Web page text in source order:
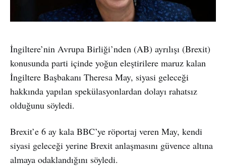
İngiltere’nin Avrupa Birliği’nden (AB) ayrılışı (Brexit)
konusunda parti içinde yoğun eleştirilere maruz kalan
İngiltere Başbakanı Theresa May, siyasi geleceği
hakkında yapılan spekülasyonlardan dolayı rahatsız
olduğunu söyledi.
Brexit’e 6 ay kala BBC’ye röportaj veren May, kendi
siyasi geleceği yerine Brexit anlaşmasını güvence altına
almaya odaklandığını söyledi.